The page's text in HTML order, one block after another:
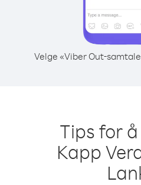
Velge «Viber Out-
Tips for
Kapp